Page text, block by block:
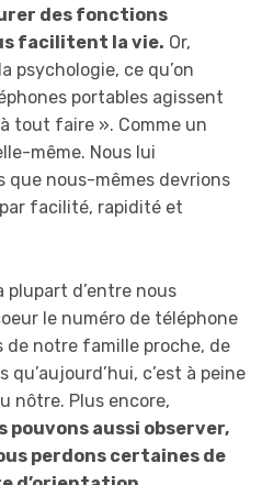
des fonctions
facilitent la vie. Or,
psychologie, ce qu’on
portables agissent
tout faire ». Comme un
même. Nous lui
nous-mêmes devrions
facilité, rapidité et
plupart d’entre nous
le numéro de téléphone
de notre famille proche, de
c’est à peine
nôtre. Plus encore,
pouvons aussi observer,
perdons certaines de